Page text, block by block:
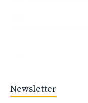
Newsletter